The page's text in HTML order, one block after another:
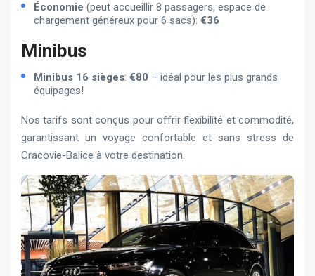
Économie (peut accueillir 8 passagers, espace de
chargement généreux pour 6 sacs): €36
Minibus
Minibus 16 sièges: €80 – idéal pour les plus grands
équipages!
Nos tarifs sont conçus pour offrir flexibilité et commodité,
garantissant un voyage confortable et sans stress de
Cracovie-Balice à votre destination.